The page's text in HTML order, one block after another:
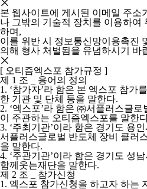
본 웹사이트에 게시된 이메일 주소
나 그밖의 기술적 장치를 이용하여
하며,
이를 위반 시 정보통신망이용촉진
의해 형사 처벌됨을 유념하시기 바
[ 오티즘엑스포 참가규정 ]
제 1 조 _ 용어의 정의
1. ‘참가자’라 함은 본 엑스포 참가
한 기관 및 단체 등을 말한다.
2. ‘엑스포’라 함은 ㈜서플러스글
이 주관하는 오티즘엑스포를 말한
3. ‘주최기관’이라 함은 경기도 용
서플러스글로벌 반도체 장비 클러
을 말한다.
4. ‘주관기관’이라 함은 경기도 성
함께웃는재단을 말한다.
제 2 조 _ 참가신청
1. 엑스포 참가신청을 하고자 하는